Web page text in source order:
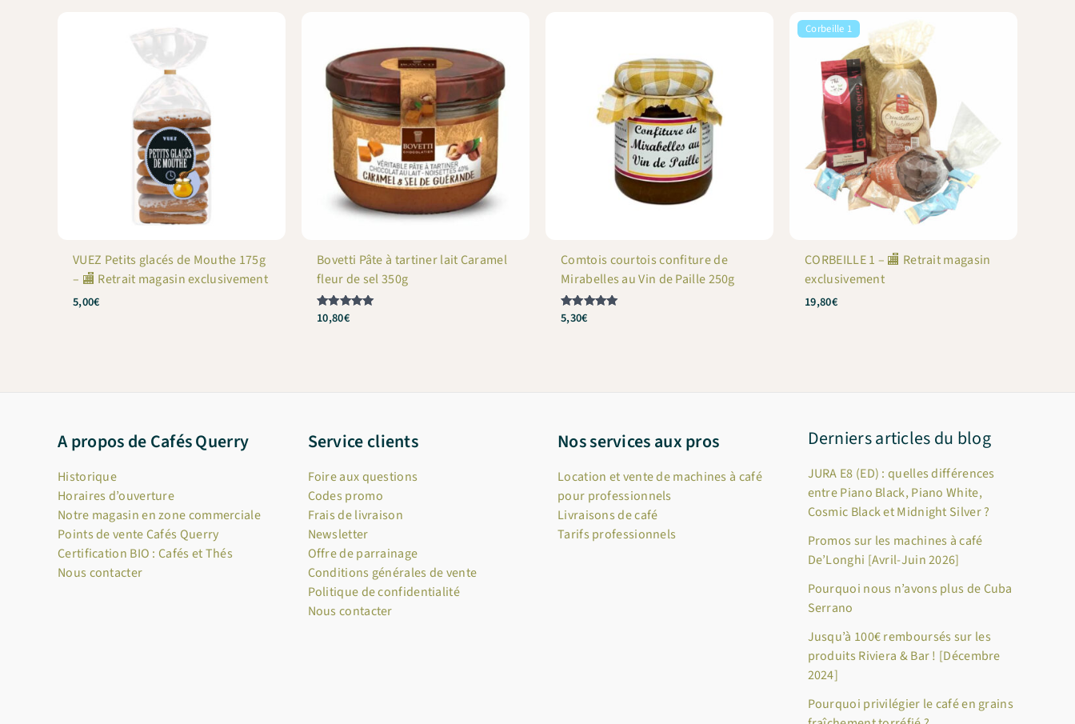
VUEZ Petits glacés de Mouthe 175g
– 🏬 Retrait magasin exclusivement
5,00€
Bovetti Pâte à tartiner lait Caramel
fleur de sel 350g
Note
10,80€
Comtois courtois confiture de
Mirabelles au Vin de Paille 250g
Note
5
5,30€
Corbeille 1
CORBEILLE 1 – 🏬 Retrait magasin
exclusivement
19,80€
A propos de Cafés Querry
Historique
Horaires d’ouverture
Notre magasin en zone commerciale
Points de vente Cafés Querry
Certification BIO : Cafés et Thés
Nous contacter
Service clients
Foire aux questions
Codes promo
Frais de livraison
Newsletter
Offre de parrainage
Conditions générales de vente
Politique de confidentialité
Nous contacter
Nos services aux pros
Location et vente de machines à café
pour professionnels
Livraisons de café
Tarifs professionnels
Derniers articles du blog
JURA E8 (ED) : quelles différences
entre Piano Black, Piano White,
Cosmic Black et Midnight Silver ?
Promos sur les machines à café
De’Longhi [Avril-Juin 2026]
Pourquoi nous n’avons plus de Cuba
Serrano
Jusqu’à 100€ remboursés sur les
produits Riviera & Bar ! [Décembre
2024]
Pourquoi privilégier le café en grains